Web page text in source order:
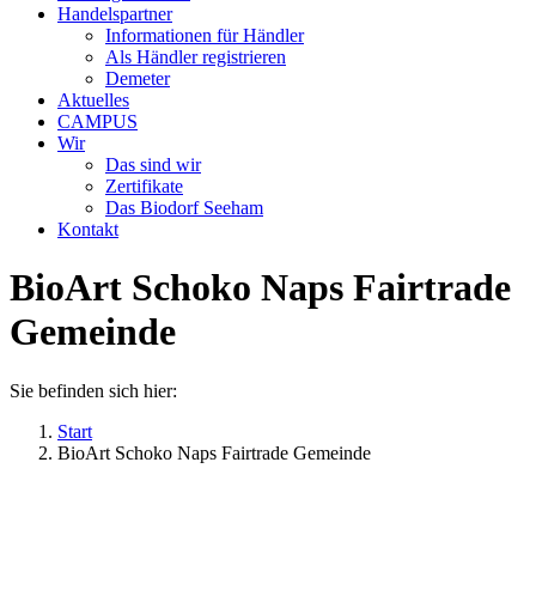
Handelspartner
Informationen für Händler
Als Händler registrieren
Demeter
Aktuelles
CAMPUS
Wir
Das sind wir
Zertifikate
Das Biodorf Seeham
Kontakt
BioArt Schoko Naps Fairtrade
Gemeinde
Sie befinden sich hier:
Start
BioArt Schoko Naps Fairtrade Gemeinde